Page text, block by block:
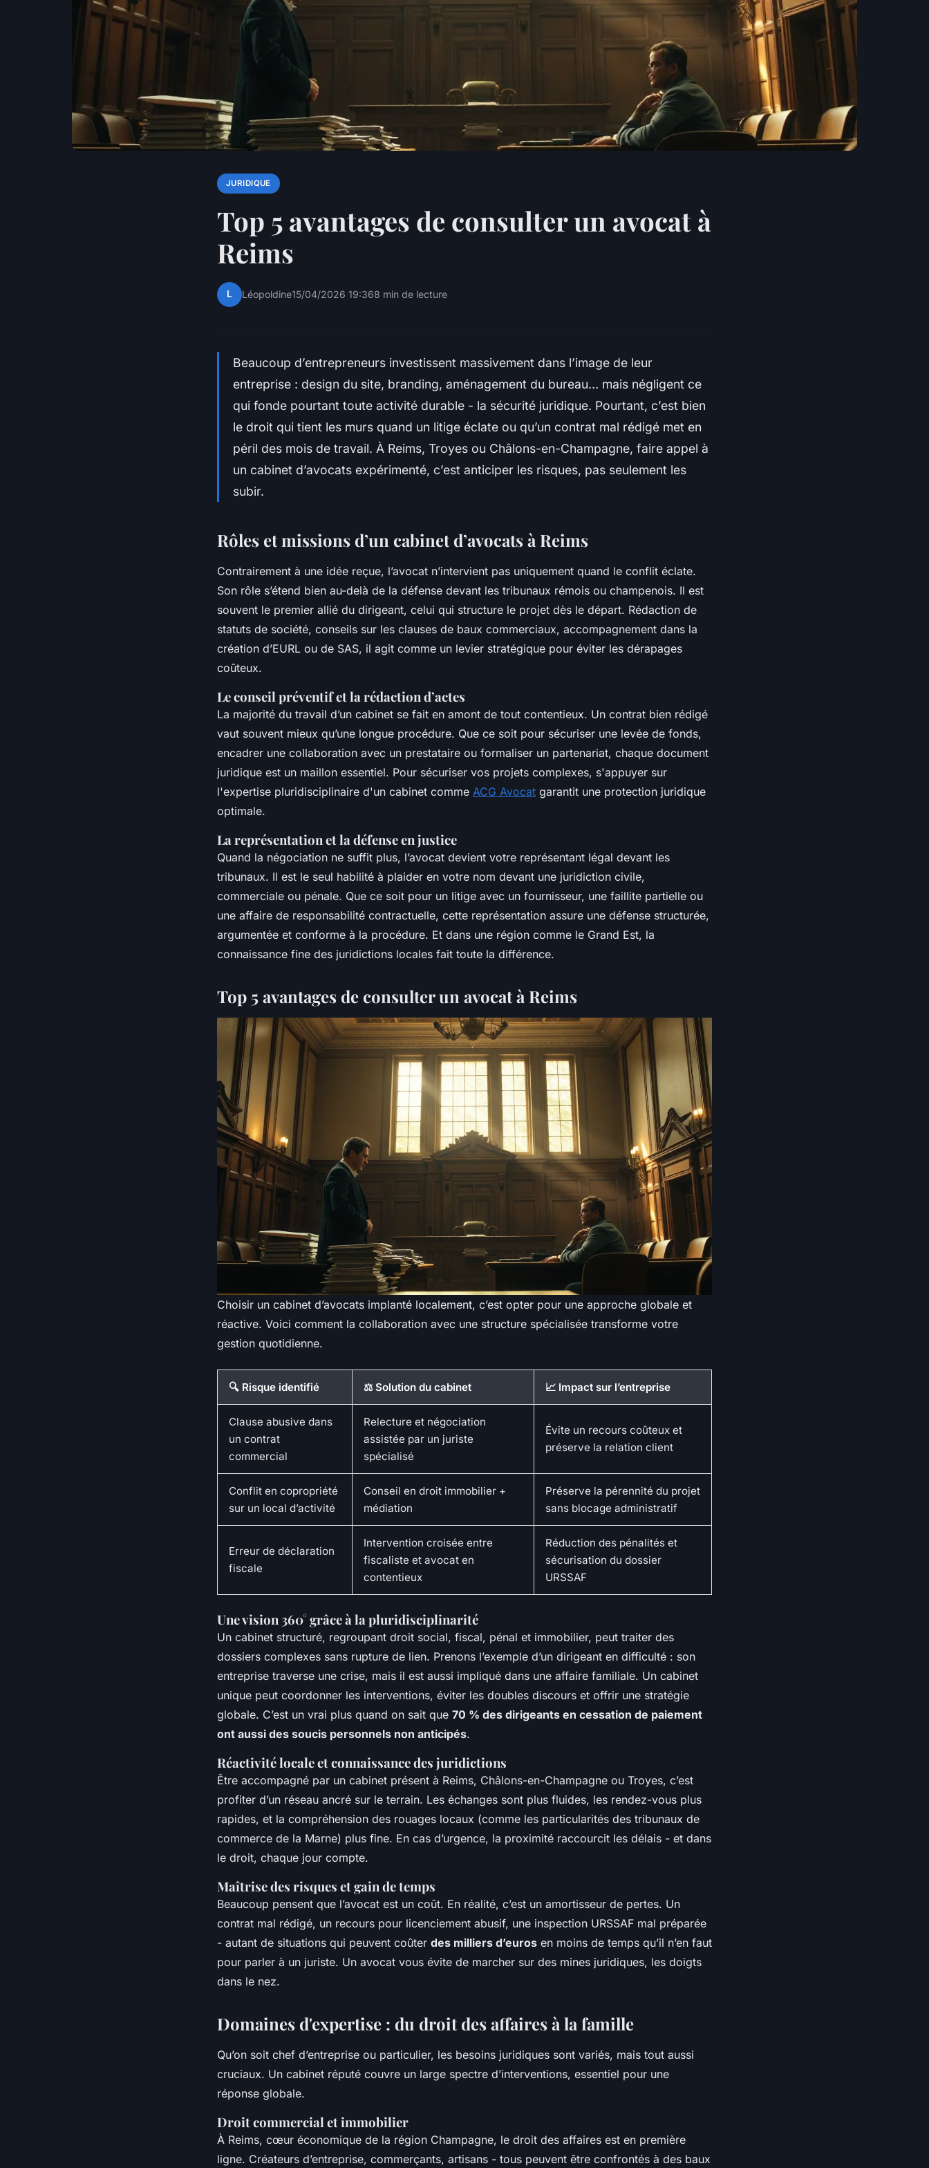
JURIDIQUE
Top 5 avantages de consulter un avocat à
Reims
L Léopoldine15/04/2026 19:368 min de lecture
Beaucoup d’entrepreneurs investissent massivement dans l’image de leur
entreprise : design du site, branding, aménagement du bureau… mais négligent ce
qui fonde pourtant toute activité durable - la sécurité juridique. Pourtant, c’est bien
le droit qui tient les murs quand un litige éclate ou qu’un contrat mal rédigé met en
péril des mois de travail. À Reims, Troyes ou Châlons-en-Champagne, faire appel à
un cabinet d’avocats expérimenté, c’est anticiper les risques, pas seulement les
subir.
Rôles et missions d’un cabinet d’avocats à Reims
Contrairement à une idée reçue, l’avocat n’intervient pas uniquement quand le conflit éclate.
Son rôle s’étend bien au-delà de la défense devant les tribunaux rémois ou champenois. Il est
souvent le premier allié du dirigeant, celui qui structure le projet dès le départ. Rédaction de
statuts de société, conseils sur les clauses de baux commerciaux, accompagnement dans la
création d’EURL ou de SAS, il agit comme un levier stratégique pour éviter les dérapages
coûteux.
Le conseil préventif et la rédaction d’actes
La majorité du travail d’un cabinet se fait en amont de tout contentieux. Un contrat bien rédigé
vaut souvent mieux qu’une longue procédure. Que ce soit pour sécuriser une levée de fonds,
encadrer une collaboration avec un prestataire ou formaliser un partenariat, chaque document
juridique est un maillon essentiel. Pour sécuriser vos projets complexes, s'appuyer sur
l'expertise pluridisciplinaire d'un cabinet comme ACG Avocat garantit une protection juridique
optimale.
La représentation et la défense en justice
Quand la négociation ne suffit plus, l’avocat devient votre représentant légal devant les
tribunaux. Il est le seul habilité à plaider en votre nom devant une juridiction civile,
commerciale ou pénale. Que ce soit pour un litige avec un fournisseur, une faillite partielle ou
une affaire de responsabilité contractuelle, cette représentation assure une défense structurée,
argumentée et conforme à la procédure. Et dans une région comme le Grand Est, la
connaissance fine des juridictions locales fait toute la différence.
Top 5 avantages de consulter un avocat à Reims
Choisir un cabinet d’avocats implanté localement, c’est opter pour une approche globale et
réactive. Voici comment la collaboration avec une structure spécialisée transforme votre
gestion quotidienne.
🔍 Risque identifié ⚖️ Solution du cabinet 📈 Impact sur l’entreprise
Clause abusive dans
un contrat
commercial
Relecture et négociation
assistée par un juriste
spécialisé
Évite un recours coûteux et
préserve la relation client
Conflit en copropriété
sur un local d’activité
Conseil en droit immobilier +
médiation
Préserve la pérennité du projet
sans blocage administratif
Erreur de déclaration
fiscale
Intervention croisée entre
fiscaliste et avocat en
contentieux
Réduction des pénalités et
sécurisation du dossier
URSSAF
Une vision 360° grâce à la pluridisciplinarité
Un cabinet structuré, regroupant droit social, fiscal, pénal et immobilier, peut traiter des
dossiers complexes sans rupture de lien. Prenons l’exemple d’un dirigeant en difficulté : son
entreprise traverse une crise, mais il est aussi impliqué dans une affaire familiale. Un cabinet
unique peut coordonner les interventions, éviter les doubles discours et offrir une stratégie
globale. C’est un vrai plus quand on sait que 70 % des dirigeants en cessation de paiement
ont aussi des soucis personnels non anticipés.
Réactivité locale et connaissance des juridictions
Être accompagné par un cabinet présent à Reims, Châlons-en-Champagne ou Troyes, c’est
profiter d’un réseau ancré sur le terrain. Les échanges sont plus fluides, les rendez-vous plus
rapides, et la compréhension des rouages locaux (comme les particularités des tribunaux de
commerce de la Marne) plus fine. En cas d’urgence, la proximité raccourcit les délais - et dans
le droit, chaque jour compte.
Maîtrise des risques et gain de temps
Beaucoup pensent que l’avocat est un coût. En réalité, c’est un amortisseur de pertes. Un
contrat mal rédigé, un recours pour licenciement abusif, une inspection URSSAF mal préparée
- autant de situations qui peuvent coûter des milliers d’euros en moins de temps qu’il n’en faut
pour parler à un juriste. Un avocat vous évite de marcher sur des mines juridiques, les doigts
dans le nez.
Domaines d'expertise : du droit des affaires à la famille
Qu’on soit chef d’entreprise ou particulier, les besoins juridiques sont variés, mais tout aussi
cruciaux. Un cabinet réputé couvre un large spectre d’interventions, essentiel pour une
réponse globale.
Droit commercial et immobilier
À Reims, cœur économique de la région Champagne, le droit des affaires est en première
ligne. Créateurs d’entreprise, commerçants, artisans - tous peuvent être confrontés à des baux